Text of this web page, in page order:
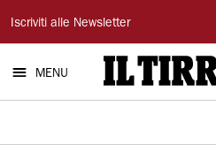
Il
Tirreno
Iscriviti alle Newsletter
MENU